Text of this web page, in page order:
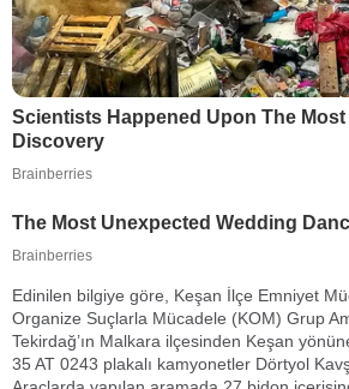
Edinilen bilgiye göre, Keşan İlçe Emniyet
Organize Suçlarla Mücadele (KOM) Grup
Tekirdağ’ın Malkara ilçesinden Keşan
35 AT 0243 plakalı kamyonetler Dörtyol